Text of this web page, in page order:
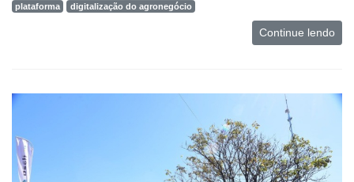
plataforma
digitalização do agronegócio
Continue lendo